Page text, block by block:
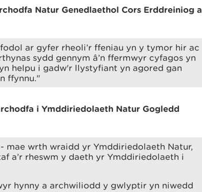
Natur Genedlaethol Cors Erddreiniog a
ar gyfer rheoli’r ffeniau yn y tymor hir ac
sydd gennym â’n ffermwyr cyfagos yn
helpu i gadw'r llystyfiant yn agored gan
ffynnu."
i Ymddiriedolaeth Natur Gogledd
mae wrth wraidd yr Ymddiriedolaeth Natur,
a’r rheswm y daeth yr Ymddiriedolaeth i
hynny a archwiliodd y gwlyptir yn niwedd